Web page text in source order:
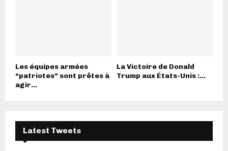
Les équipes armées
“patriotes” sont prêtes à
agir...
La Victoire de Donald
Trump aux États-Unis :...
Latest Tweets